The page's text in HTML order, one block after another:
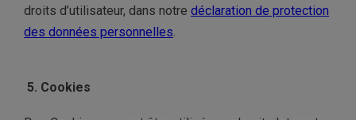
droits d’utilisateur, dans notre déclaration de protection
des données personnelles.
5. Cookies